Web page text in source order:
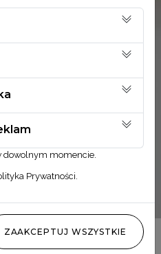
żółty
dowolnym momencie.
Prywatności.
ZAAKCEPTUJ WSZYSTKIE